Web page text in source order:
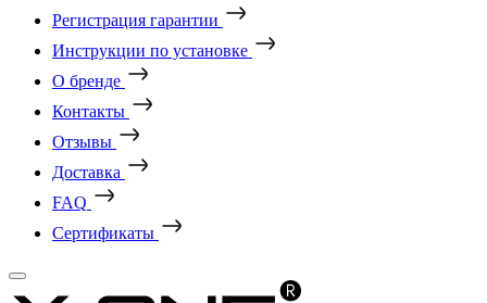
Регистрация гарантии
Инструкции по установке
О бренде
Контакты
Отзывы
Доставка
FAQ
Сертификаты